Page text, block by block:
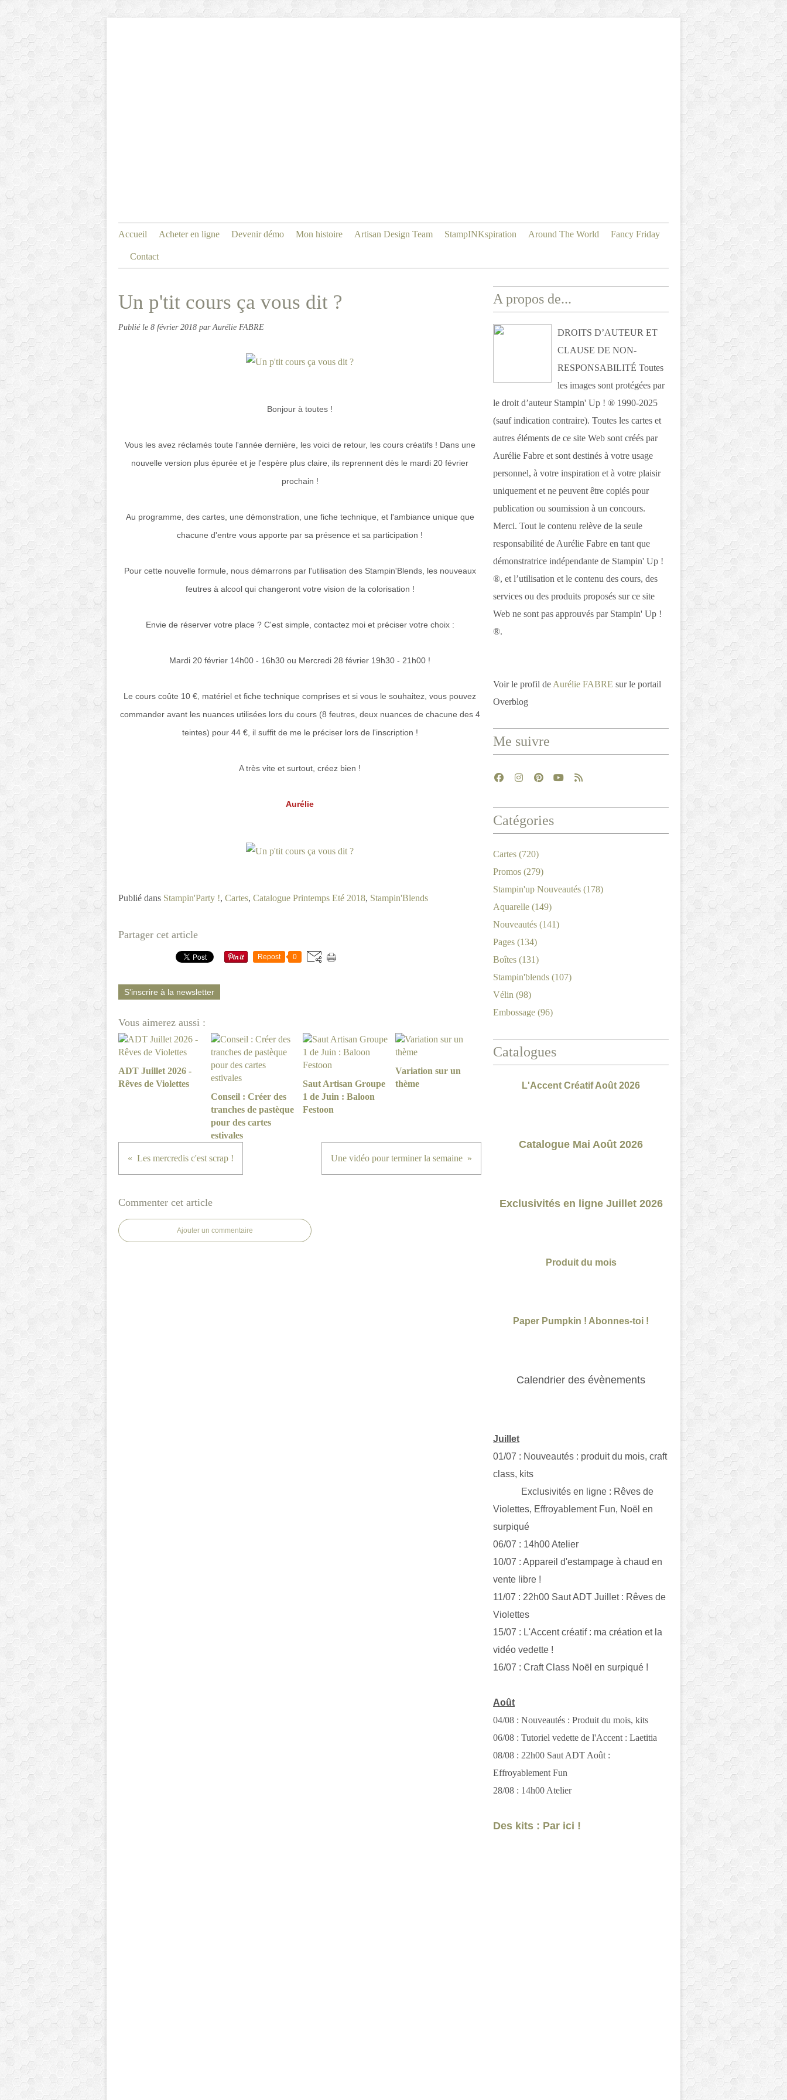
Accueil Acheter en ligne Devenir démo Mon histoire Artisan Design Team StampINKspiration Around The World Fancy Friday
Contact
Un p'tit cours ça vous dit ?
Publié le 8 février 2018 par Aurélie FABRE
Bonjour à toutes !
Vous les avez réclamés toute l'année dernière, les voici de retour, les cours créatifs ! Dans une
nouvelle version plus épurée et je l'espère plus claire, ils reprennent dès le mardi 20 février
prochain !
Au programme, des cartes, une démonstration, une fiche technique, et l'ambiance unique que
chacune d'entre vous apporte par sa présence et sa participation !
Pour cette nouvelle formule, nous démarrons par l'utilisation des Stampin'Blends, les nouveaux
feutres à alcool qui changeront votre vision de la colorisation !
Envie de réserver votre place ? C'est simple, contactez moi et préciser votre choix :
Mardi 20 février 14h00 - 16h30 ou Mercredi 28 février 19h30 - 21h00 !
Le cours coûte 10 €, matériel et fiche technique comprises et si vous le souhaitez, vous pouvez
commander avant les nuances utilisées lors du cours (8 feutres, deux nuances de chacune des 4
teintes) pour 44 €, il suffit de me le préciser lors de l'inscription !
A très vite et surtout, créez bien !
Aurélie
Publié dans Stampin'Party !, Cartes, Catalogue Printemps Eté 2018, Stampin'Blends
Partager cet article
Repost 0
S'inscrire à la newsletter
Vous aimerez aussi :
ADT Juillet 2026 -
Rêves de Violettes
Conseil : Créer des
tranches de pastèque
pour des cartes
estivales
Saut Artisan Groupe
1 de Juin : Baloon
Festoon
Variation sur un
thème
Les mercredis c'est scrap ! Une vidéo pour terminer la semaine
Commenter cet article
Ajouter un commentaire
A propos de...
DROITS D’AUTEUR ET
CLAUSE DE NON-
RESPONSABILITÉ Toutes
les images sont protégées par
le droit d’auteur Stampin' Up ! ® 1990-2025
(sauf indication contraire). Toutes les cartes et
autres éléments de ce site Web sont créés par
Aurélie Fabre et sont destinés à votre usage
personnel, à votre inspiration et à votre plaisir
uniquement et ne peuvent être copiés pour
publication ou soumission à un concours.
Merci. Tout le contenu relève de la seule
responsabilité de Aurélie Fabre en tant que
démonstratrice indépendante de Stampin' Up !
®, et l’utilisation et le contenu des cours, des
services ou des produits proposés sur ce site
Web ne sont pas approuvés par Stampin' Up !
®.
Voir le profil de Aurélie FABRE sur le portail
Overblog
Me suivre
Catégories
Cartes (720)
Promos (279)
Stampin'up Nouveautés (178)
Aquarelle (149)
Nouveautés (141)
Pages (134)
Boîtes (131)
Stampin'blends (107)
Vélin (98)
Embossage (96)
Catalogues
L'Accent Créatif Août 2026
Catalogue Mai Août 2026
Exclusivités en ligne Juillet 2026
Produit du mois
Paper Pumpkin ! Abonnes-toi !
Calendrier des évènements
Juillet
01/07 : Nouveautés : produit du mois, craft
class, kits
Exclusivités en ligne : Rêves de
Violettes, Effroyablement Fun, Noël en
surpiqué
06/07 : 14h00 Atelier
10/07 : Appareil d'estampage à chaud en
vente libre !
11/07 : 22h00 Saut ADT Juillet : Rêves de
Violettes
15/07 : L'Accent créatif : ma création et la
vidéo vedette !
16/07 : Craft Class Noël en surpiqué !
Août
04/08 : Nouveautés : Produit du mois, kits
06/08 : Tutoriel vedette de l'Accent : Laetitia
08/08 : 22h00 Saut ADT Août :
Effroyablement Fun
28/08 : 14h00 Atelier
Des kits : Par ici !